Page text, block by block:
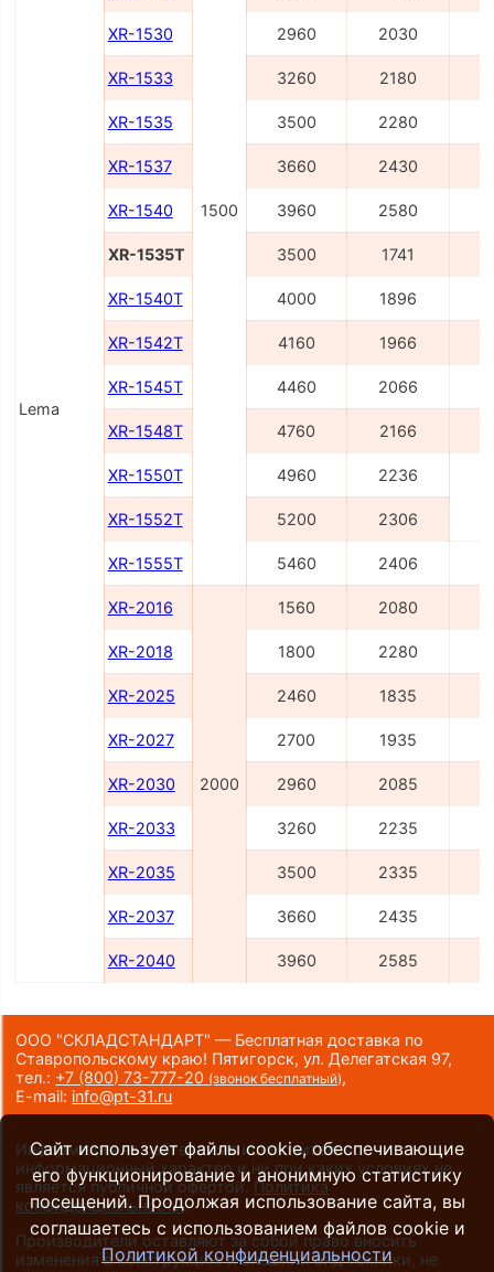
Lema
1500
XR-1530 2960 2030
XR-1533 3260 2180
XR-1535 3500 2280
XR-1537 3660 2430
XR-1540 3960 2580
XR-1535T 3500 1741
XR-1540T 4000 1896
XR-1542T 4160 1966
XR-1545T 4460 2066
XR-1548T 4760 2166
XR-1550T 4960
2236
XR-1552T
5200 2306
XR-1555T 5460 2406
XR-2016
2000
1560 2080
XR-2018 1800 2280
XR-2025 2460 1835
XR-2027 2700 1935
XR-2030 2960 2085
XR-2033 3260 2235
XR-2035 3500 2335
XR-2037 3660 2435
XR-2040 3960 2585
ООО "СКЛАДСТАНДАРТ" — Бесплатная доставка по
Ставропольскому краю! Пятигорск, ул. Делегатская 97,
тел.: +7 (800) 73-777-20 (звонок бесплатный),
E-mail: info@pt-31.ru
Информация на сайте носит исключительно
информационный характер и ни при каких условиях не
является публичной офертой. Политика
конфиденциальности.
Производители оставляют за собой право вносить
изменения в конструкцию и внешний вид техники, не
Сайт использует файлы cookie, обеспечивающие
его функционирование и анонимную статистику
посещений. Продолжая использование сайта, вы
соглашаетесь с использованием файлов cookie и
Политикой конфиденциальности